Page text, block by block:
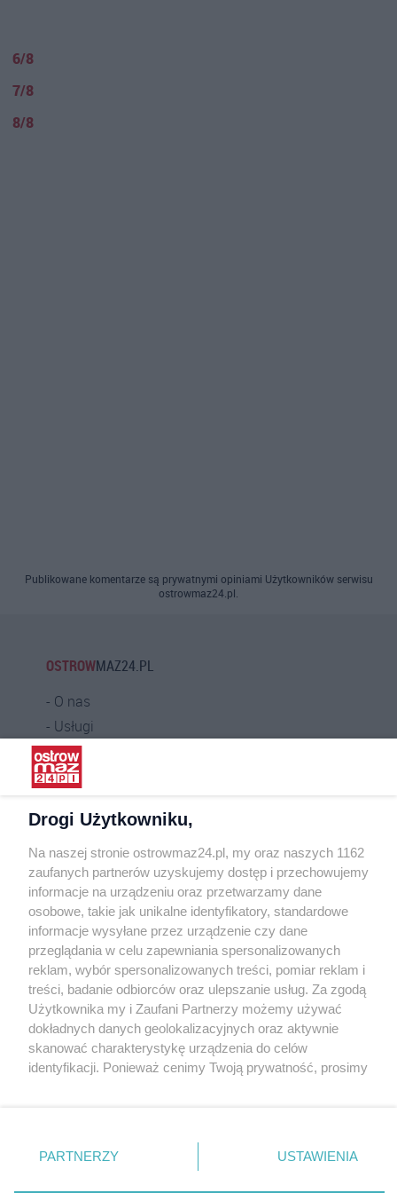
6/8
7/8
8/8
Publikowane komentarze są prywatnymi opiniami Użytkowników serwisu
ostrowmaz24.pl.
OSTROWMAZ24.PL
O nas
Usługi
Praca
Warunki korzystania
Kontakt
INFORMATOR
Bankomaty
Msze święte
Nocna pomoc lekarska
Taxi
REKLAMA
Banery i artykuły
Reklama wideo
Copyright 2010-2026 OstrowMaz24.pl. Realizacja:PRO-
Współpraca serwis
Drogi Użytkowniku,
Na naszej stronie ostrowmaz24.pl, my oraz naszych 1162
zaufanych partnerów uzyskujemy dostęp i przechowujemy
informacje na urządzeniu oraz przetwarzamy dane
osobowe, takie jak unikalne identyfikatory, standardowe
informacje wysyłane przez urządzenie czy dane
przeglądania w celu zapewniania spersonalizowanych
reklam, wybór spersonalizowanych treści, pomiar reklam i
treści, badanie odbiorców oraz ulepszanie usług. Za zgodą
Użytkownika my i Zaufani Partnerzy możemy używać
dokładnych danych geolokalizacyjnych oraz aktywnie
skanować charakterystykę urządzenia do celów
identyfikacji. Ponieważ cenimy Twoją prywatność, prosimy
prywatności znajdujący się w lewym dolnym rogu strony
. Niektóre rodzaje przetwarzania danych nie wymagają
zgody użytkownika, ale masz prawo sprzeciwić się
PARTNERZY USTAWIENIA